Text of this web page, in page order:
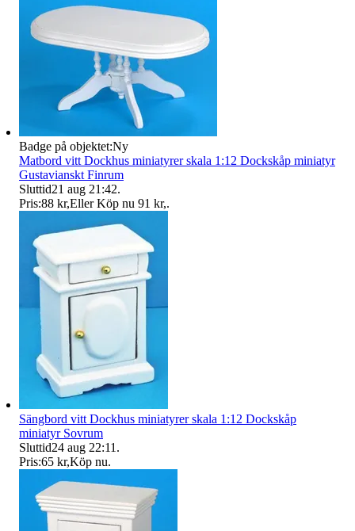
Badge på objektet:Ny
Matbord vitt Dockhus miniatyrer skala 1:12 Dockskåp miniatyr
Gustavianskt Finrum
Sluttid21 aug 21:42.
Pris:88 kr,Eller Köp nu 91 kr,.
Sängbord vitt Dockhus miniatyrer skala 1:12 Dockskåp
miniatyr Sovrum
Sluttid24 aug 22:11 .
Pris:65 kr,Köp nu.